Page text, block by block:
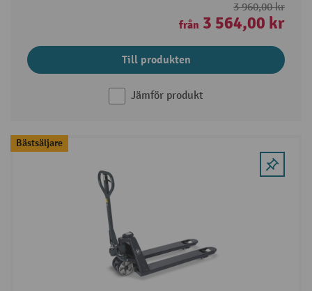
3 960,00 kr
från 3 564,00 kr
Till produkten
Jämför produkt
Bästsäljare